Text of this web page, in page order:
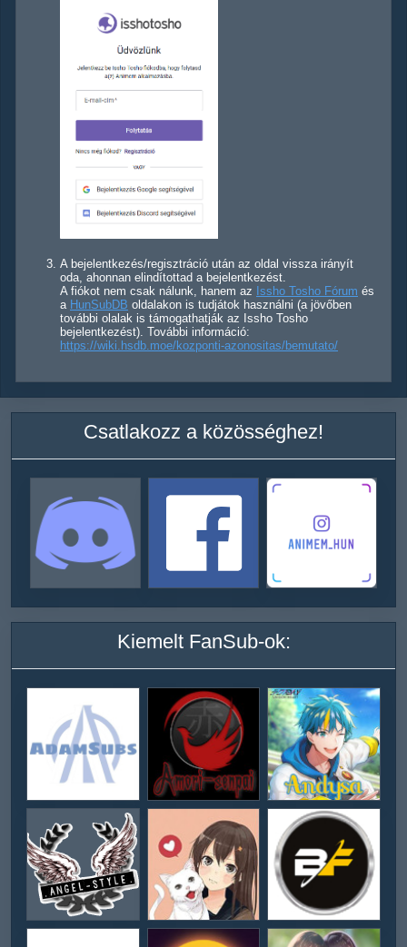
A bejelentkezés/regisztráció után az oldal vissza irányít
oda, ahonnan elindítottad a bejelentkezést.
A fiókot nem csak nálunk, hanem az Issho Tosho Fórum és
a HunSubDB oldalakon is tudjátok használni (a jövőben
további olalak is támogathatják az Issho Tosho
bejelentkezést). További információ:
https://wiki.hsdb.moe/kozponti-azonositas/bemutato/
Csatlakozz a közösséghez!
Kiemelt FanSub-ok: